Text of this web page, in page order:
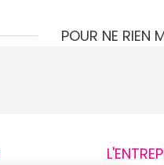
POUR NE RIEN